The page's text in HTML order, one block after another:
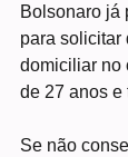
Bolsonaro já
para solicitar
domiciliar no
de 27 anos e
Se não